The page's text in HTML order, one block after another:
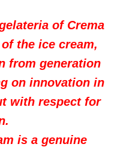
of Crema
the ice cream,
from generation
on innovation in
with respect for
is a genuine